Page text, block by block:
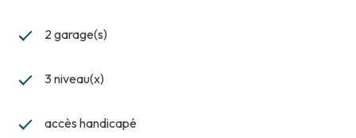
2 garage(s)
3 niveau(x)
accès handicapé